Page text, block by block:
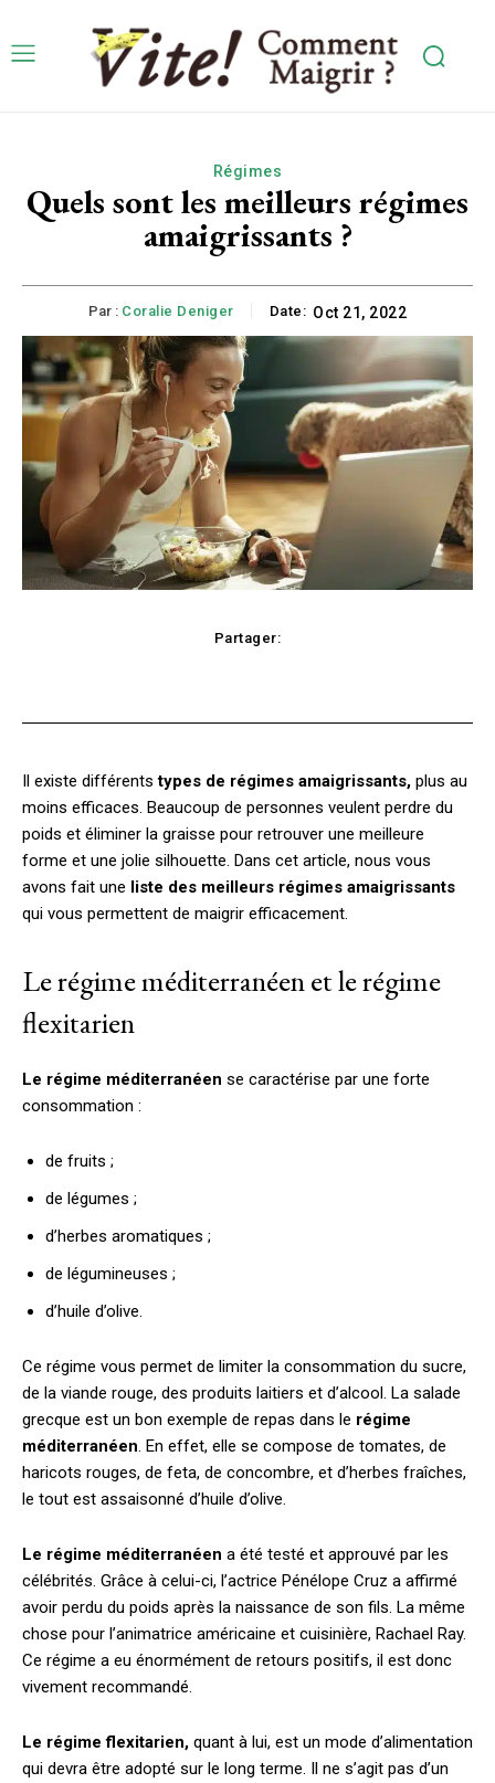
Régimes
Quels sont les meilleurs régimes
amaigrissants ?
Par : Coralie Deniger Date: Oct 21, 2022
Partager:
Il existe différentstypes de régimes amaigrissants, plus au
moins efficaces. Beaucoup de personnes veulent perdre du
poids et éliminer la graisse pour retrouver une meilleure
forme et une jolie silhouette. Dans cet article, nous vous
avons fait une liste des meilleurs régimes amaigrissants
qui vous permettent de maigrir efficacement.
Le régime méditerranéen et le régime
flexitarien
Le régime méditerranéen se caractérise par une forte
consommation :
de fruits ;
de légumes ;
d’herbes aromatiques ;
de légumineuses ;
d’huile d’olive.
Ce régime vous permet de limiter la consommation du sucre,
de la viande rouge, des produits laitiers et d’alcool. La salade
grecque est un bon exemple de repas dans le régime
méditerranéen. En effet, elle se compose de tomates, de
haricots rouges, de feta, de concombre, et d’herbes fraîches,
le tout est assaisonné d’huile d’olive.
Le régime méditerranéen a été testé et approuvé par les
célébrités. Grâce à celui-ci, l’actrice Pénélope Cruz a affirmé
avoir perdu du poids après la naissance de son fils. La même
chose pour l’animatrice américaine et cuisinière, Rachael Ray.
Ce régime a eu énormément de retours positifs, il est donc
vivement recommandé.
Le régime flexitarien, quant à lui, est un mode d’alimentation
qui devra être adopté sur le long terme. Il ne s’agit pas d’un